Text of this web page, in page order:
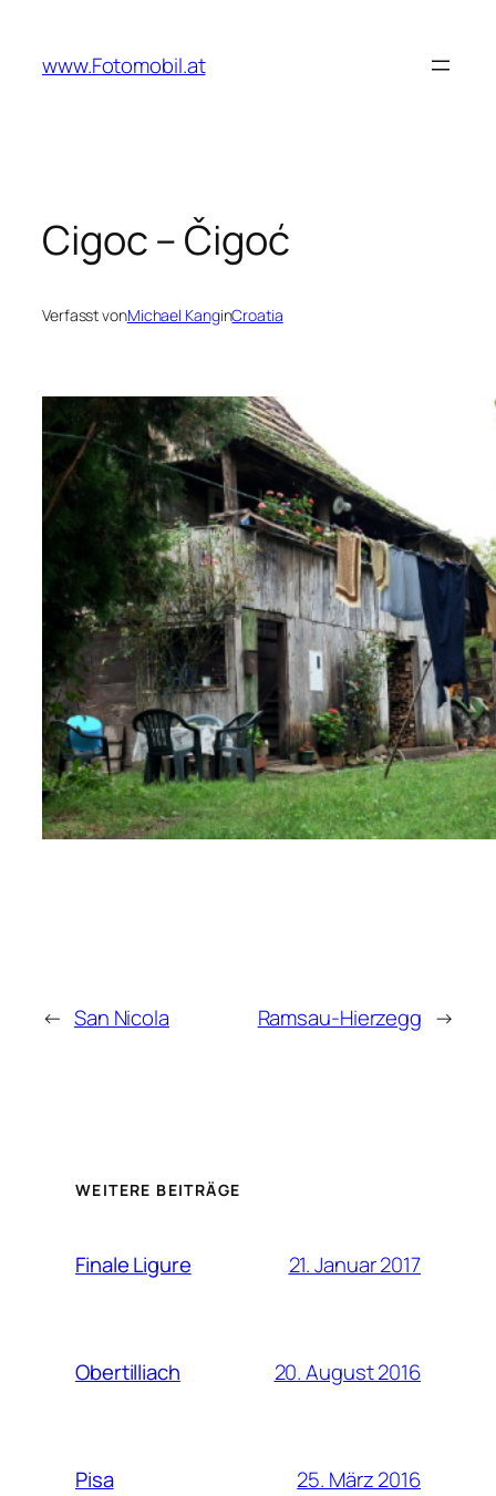
springen
www.Fotomobil.at
Cigoc – Čigoć
Verfasst vonMichael KanginCroatia
← San Nicola Ramsau-Hierzegg →
WEITERE BEITRÄGE
Finale Ligure 21. Januar 2017
Obertilliach 20. August 2016
Pisa 25. März 2016